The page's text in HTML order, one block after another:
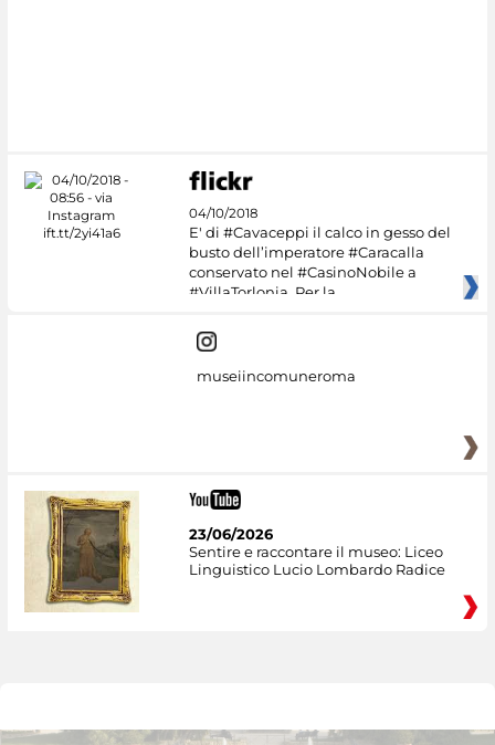
04/10/2018
E' di #Cavaceppi il calco in gesso del
busto dell’imperatore #Caracalla
conservato nel #CasinoNobile a
#VillaTorlonia. Per la
museiincomuneroma
23/06/2026
Sentire e raccontare il museo: Liceo
Linguistico Lucio Lombardo Radice